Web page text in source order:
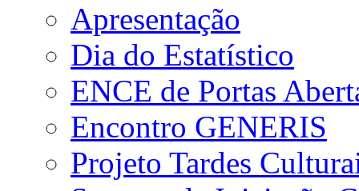
Apresentação
Dia do Estatístico
ENCE de Portas
Encontro GENERIS
Projeto Tardes